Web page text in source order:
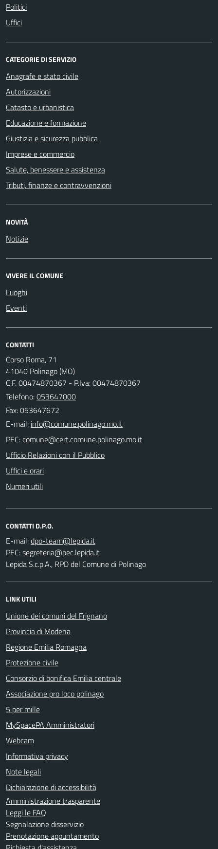
Politici
Uffici
CATEGORIE DI SERVIZIO
Anagrafe e stato civile
Autorizzazioni
Catasto e urbanistica
Educazione e formazione
Giustizia e sicurezza pubblica
Imprese e commercio
Salute, benessere e assistenza
Tributi, finanze e contravvenzioni
NOVITÀ
Notizie
VIVERE IL COMUNE
Luoghi
Eventi
CONTATTI
Corso Roma, 71
41040 Polinago (MO)
C.F. 00474870367 - P.Iva: 00474870367
Telefono:053647000
Fax: 053647672
E-mail:
PEC:
Ufficio Relazioni con il Pubblico
Uffici e orari
Numeri utili
CONTATTI D.P.O.
E-mail:
PEC:
Lepida S.c.p.A., RPD del Comune di Polinago
LINK UTILI
Unione dei comuni del Frignano
Provincia di Modena
Regione Emilia Romagna
Protezione civile
Consorzio di bonifica Emilia centrale
Associazione pro loco polinago
5 per mille
MySpacePA Amministratori
Webcam
Informativa privacy
Note legali
Dichiarazione di accessibilità
Amministrazione trasparente
Leggi le FAQ
Segnalazione disservizio
Prenotazione appuntamento